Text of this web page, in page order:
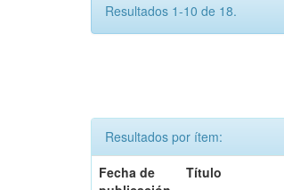
Resultados 1-10 de 18.
Resultados por ítem:
Fecha de
Título